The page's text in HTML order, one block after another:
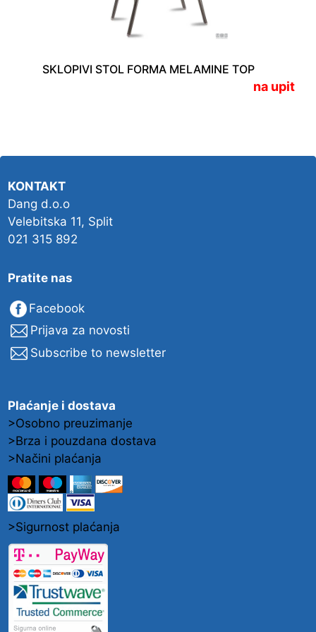
SKLOPIVI STOL FORMA MELAMINE TOP
na upit
KONTAKT
Dang d.o.o
Velebitska 11, Split
021 315 892
Pratite nas
Facebook
Prijava za novosti
Subscribe to newsletter
Plaćanje i dostava
>Osobno preuzimanje
>Brza i pouzdana dostava
>Načini plaćanja
>Sigurnost plaćanja